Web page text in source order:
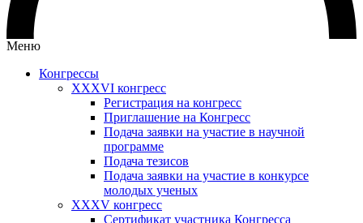
Меню
Конгрессы
XXXVI конгресс
Регистрация на конгресс
Приглашение на Конгресс
Подача заявки на участие в научной
программе
Подача тезисов
Подача заявки на участие в конкурсе
молодых ученых
XXXV конгресс
Сертификат участника Конгресса